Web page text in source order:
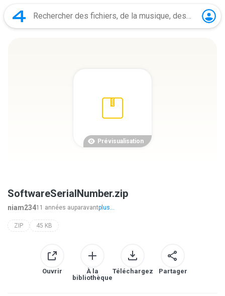
Prévisualisation
SoftwareSerialNumber.zip
niam23411 années auparavantplus...
ZIP 45 KB
Ouvrir
À la
bibliothèque
Téléchargez Partager